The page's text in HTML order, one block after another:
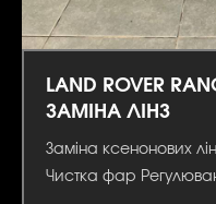
LAND ROVER
ЗАМІНА ЛІНЗ
Заміна ксенонових
Чистка фар